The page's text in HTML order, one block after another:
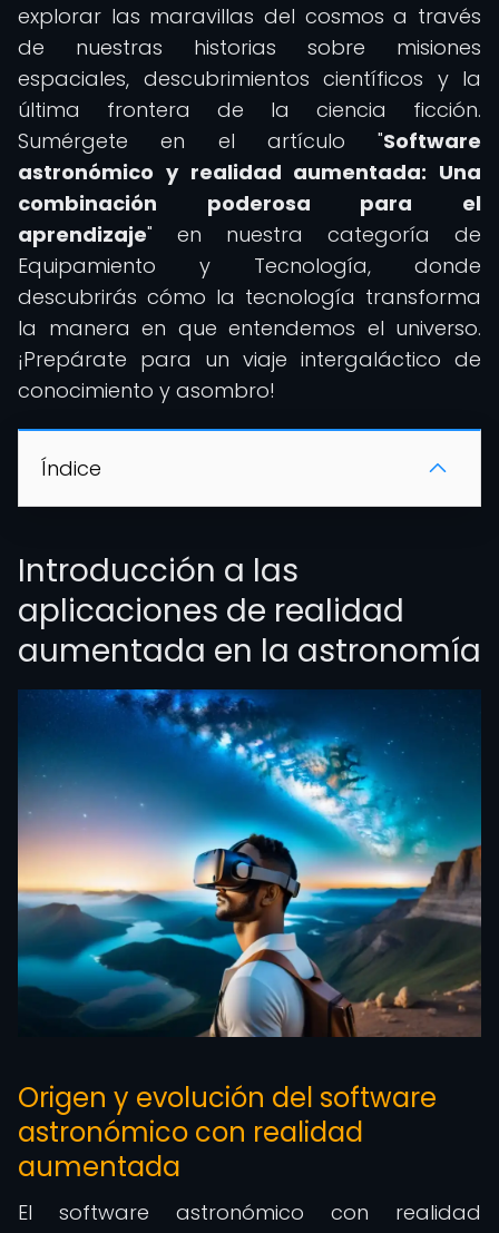
explorar las maravillas del cosmos a través
de nuestras historias sobre misiones
espaciales, descubrimientos científicos y la
última frontera de la ciencia ficción.
Sumérgete en el artículo "Software
astronómico y realidad aumentada: Una
combinación poderosa para el
aprendizaje" en nuestra categoría de
Equipamiento y Tecnología, donde
descubrirás cómo la tecnología transforma
la manera en que entendemos el universo.
¡Prepárate para un viaje intergaláctico de
conocimiento y asombro!
Índice
Introducción a las
aplicaciones de realidad
aumentada en la astronomía
Origen y evolución del software
astronómico con realidad
aumentada
El software astronómico con realidad